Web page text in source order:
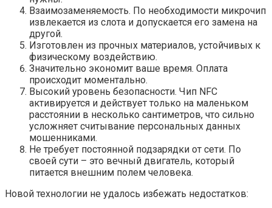
Взаимозаменяемость. По необходимости микрочип
извлекается из слота и допускается его замена на
другой.
Изготовлен из прочных материалов, устойчивых к
физическому воздействию.
Значительно экономит ваше время. Оплата
происходит моментально.
Высокий уровень безопасности. Чип NFC
активируется и действует только на маленьком
расстоянии в несколько сантиметров, что сильно
усложняет считывание персональных данных
мошенниками.
Не требует постоянной подзарядки от сети. По
своей сути – это вечный двигатель, который
питается внешним полем человека.
Новой технологии не удалось избежать недостатков: